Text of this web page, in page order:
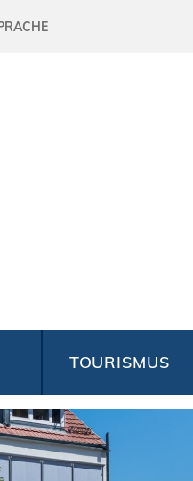
TOURISMUS